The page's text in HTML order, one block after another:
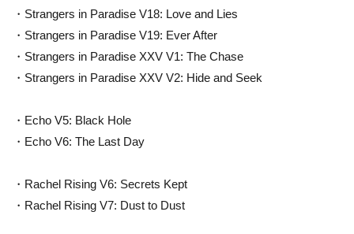
・Strangers in Paradise V18: Love and Lies
・Strangers in Paradise V19: Ever After
・Strangers in Paradise XXV V1: The Chase
・Strangers in Paradise XXV V2: Hide and Seek
・Echo V5: Black Hole
・Echo V6: The Last Day
・Rachel Rising V6: Secrets Kept
・Rachel Rising V7: Dust to Dust